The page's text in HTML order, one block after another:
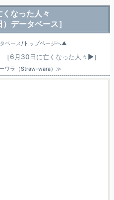
なった人々
）データベース］
ベース/トップページへ▲
［6月30日に亡くなった人々 ▶］
ワラ（Straw-wara）≫